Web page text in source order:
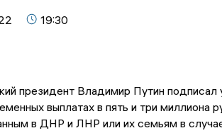
19:30
президент Владимир Путин подписал
выплатах в пять и три миллиона
в ДНР и ЛНР или их семьям в случае